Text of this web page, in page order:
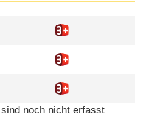
noch nicht erfasst